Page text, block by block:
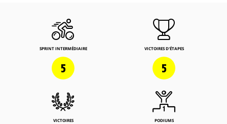
SPRINT INTERMÉDIAIRE
5
VICTOIRES D'ÉTAPES
5
VICTOIRES PODIUMS